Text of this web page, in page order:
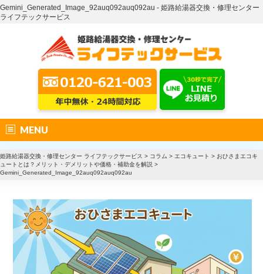
Gemini_Generated_Image_92auq092auq092au - 姫路給湯器交換・修理センター
ライフテックサービス
MENU
姫路給湯器交換・修理センター ライフテックサービス > コラム > エコキュート > おひさまエコキ
ュートとは？メリット・デメリットや価格・補助金を解説 >
Gemini_Generated_Image_92auq092auq092au